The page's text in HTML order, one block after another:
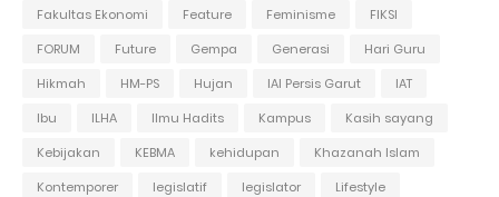
Fakultas Ekonomi
Feature Feminisme
FIKSI
FORUM
Future Gempa Generasi
Hari Guru
Hikmah
HM-PS Hujan IAI Persis Garut
IAT
Ibu
ILHA Ilmu Hadits Kampus
Kasih sayang
Kebijakan
KEBMA kehidupan
Khazanah Islam
Kontemporer
legislatif legislator
Lifestyle